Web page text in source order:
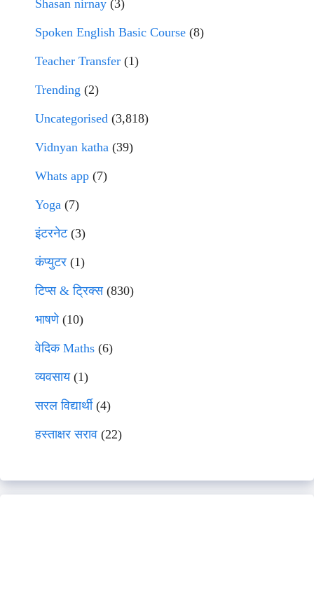
Shasan nirnay (3)
Spoken English Basic Course (8)
Teacher Transfer (1)
Trending (2)
Uncategorised (3,818)
Vidnyan katha (39)
Whats app (7)
Yoga (7)
इंटरनेट(3)
कंप्युटर (1)
टिप्स & ट्रिक्स(830)
भाषणे(10)
वेदिक Maths (6)
व्यवसाय(1)
सरल विद्यार्थी(4)
हस्ताक्षर सराव (22)